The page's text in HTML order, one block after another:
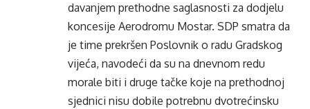
davanjem prethodne saglasnosti za dodjelu
koncesije Aerodromu Mostar. SDP smatra da
je time prekršen Poslovnik o radu Gradskog
vijeća, navodeći da su na dnevnom redu
morale biti i druge tačke koje na prethodnoj
sjednici nisu dobile potrebnu dvotrećinsku